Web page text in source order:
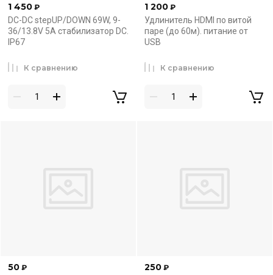
1 450 ₽
DC-DC stepUP/DOWN 69W, 9-
36/13.8V 5A стабилизатор DC.
IP67
К сравнению
1 200 ₽
Удлинитель HDMI по витой
паре (до 60м). питание от
USB
К сравнению
50 ₽ 250 ₽